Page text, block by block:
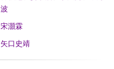
波
宋灝霖
矢口史靖